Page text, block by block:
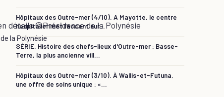
la Polynésie
Hôpitaux des Outre-mer (4/10). A Mayotte, le centre
hospitalier met l’accent sur...
SÉRIE. Histoire des chefs-lieux d'Outre-mer : Basse-
Terre, la plus ancienne vill...
Hôpitaux des Outre-mer (3/10). À Wallis-et-Futuna,
une offre de soins unique : «...